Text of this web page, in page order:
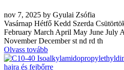
nov 7, 2025 by Gyulai Zsófia
Vasárnap Hétfő Kedd Szerda
February March April May June July
November December st nd rd th
Olvass tovább